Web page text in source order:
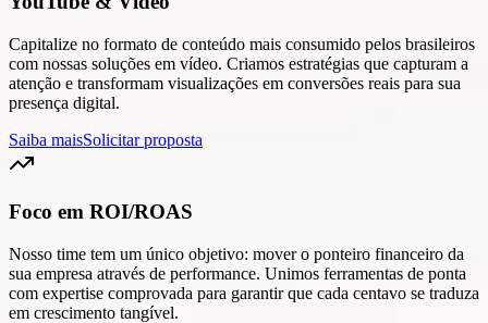
Capitalize no formato de conteúdo mais consumido pelos brasileiros
com nossas soluções em vídeo. Criamos estratégias que capturam a
atenção e transformam visualizações em conversões reais para sua
presença digital.
Saiba maisSolicitar proposta
Foco em ROI/ROAS
Nosso time tem um único objetivo: mover o ponteiro financeiro da
sua empresa através de performance. Unimos ferramentas de ponta
com expertise comprovada para garantir que cada centavo se traduza
em crescimento tangível.